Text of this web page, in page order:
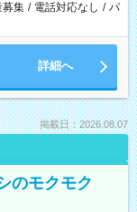
募集 / 電話対応なし / パ
詳細へ
掲載日：2026.08.07
のモクモク